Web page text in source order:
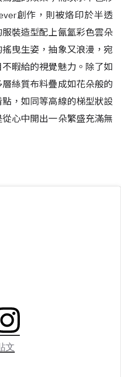
創作，則被烙印於半透
裝造型配上氤氳彩色雲朵
曳生姿，抽象又浪漫，宛
暇給的視覺魅力。除了如
絲質布料疊成如花朵般的
，如同等高線的梯型狀設
心中開出一朵繁盛充滿無
文